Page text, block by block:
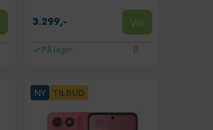
3.299,- Vis
På lager
NY TILBUD